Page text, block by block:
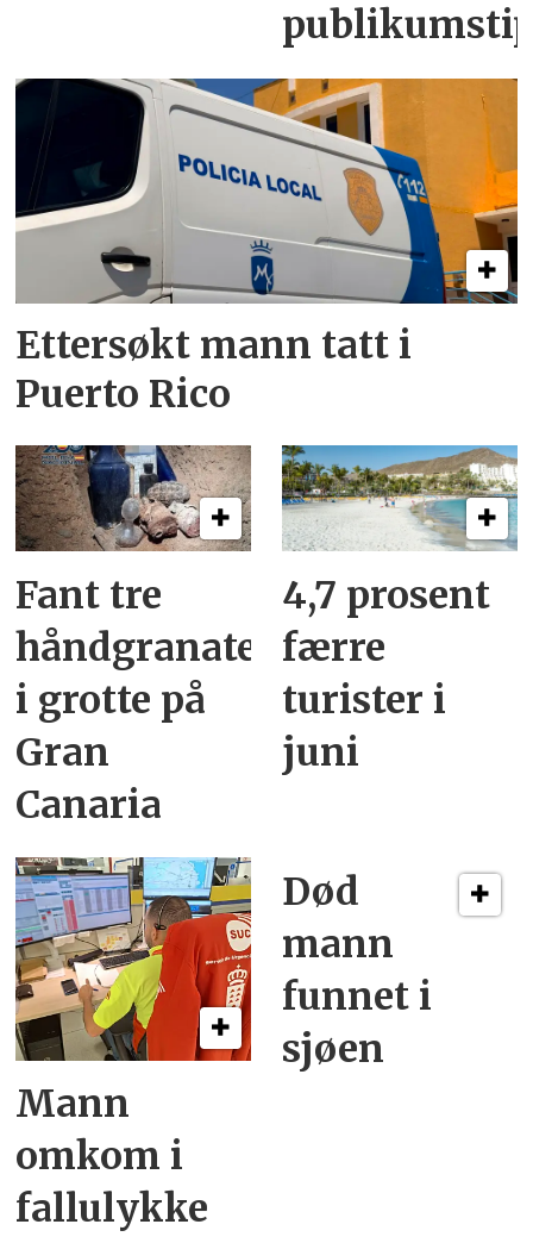
Ettersøkt mann tatt i
Puerto Rico
Fant tre
håndgranater
i grotte på
Gran
Canaria
4,7 prosent
færre
turister i
juni
Mann
omkom i
fallulykke
Død
mann
funnet i
sjøen